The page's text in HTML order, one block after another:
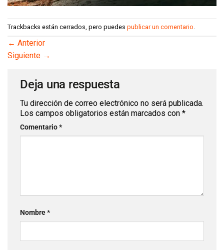
Trackbacks están cerrados, pero puedes publicar un comentario
← Anterior
Siguiente →
Deja una respuesta
Tu dirección de correo electrónico no será publicada.
Los campos obligatorios están marcados con *
Comentario*
Nombre*